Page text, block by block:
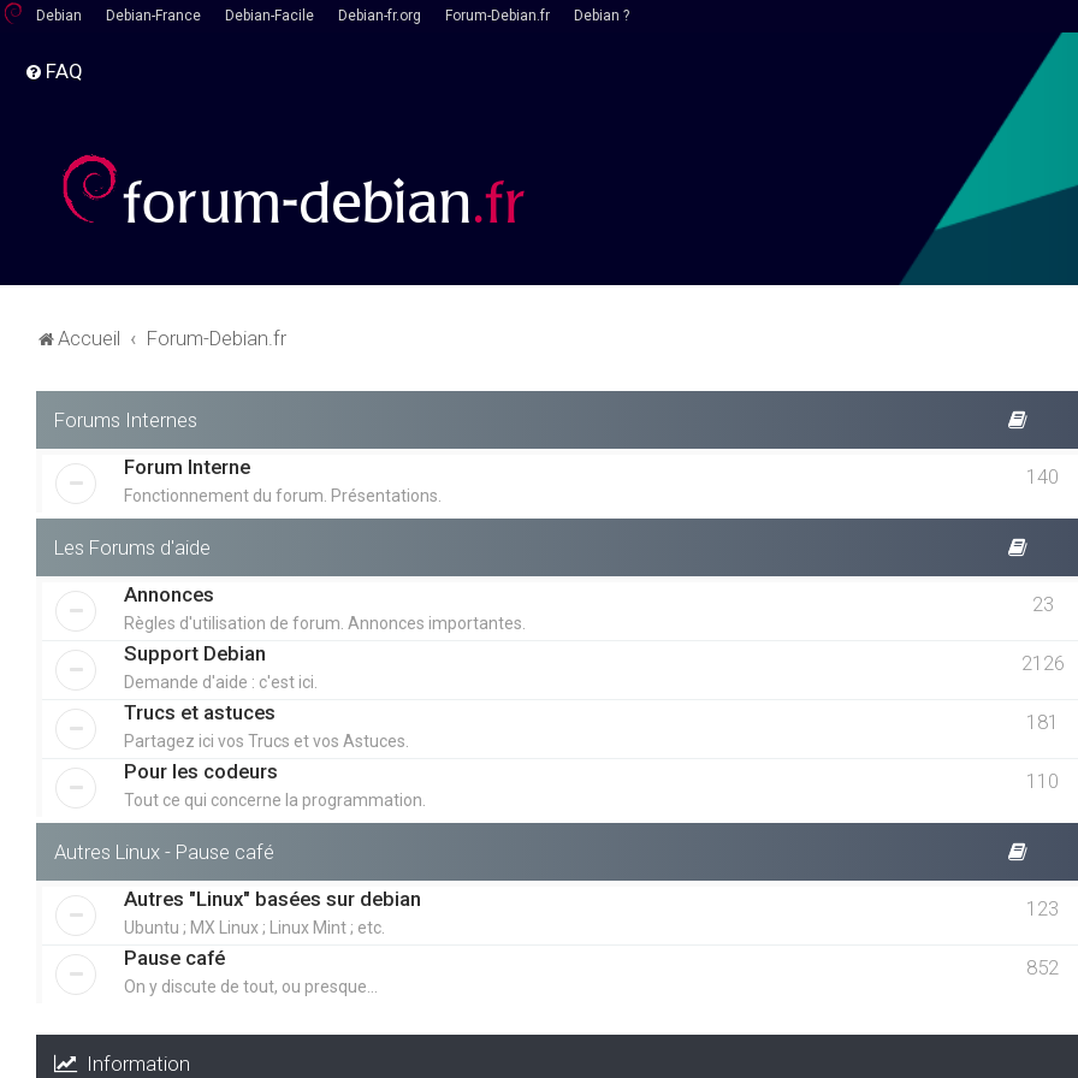
Debian Debian-France Debian-Facile Debian-fr.org Forum-Debian.fr Debian ?
FAQ
Accueil Forum-Debian.fr
Forums Internes
Forum Interne
Fonctionnement du forum. Présentations.
140
Les Forums d'aide
Annonces
Règles d'utilisation de forum. Annonces importantes.
23
Support Debian
Demande d'aide : c'est ici.
2126
Trucs et astuces
Partagez ici vos Trucs et vos Astuces.
181
Pour les codeurs
Tout ce qui concerne la programmation.
110
Autres Linux - Pause café
Autres "Linux" basées sur debian
Ubuntu ; MX Linux ; Linux Mint ; etc.
123
Pause café
On y discute de tout, ou presque...
852
Information